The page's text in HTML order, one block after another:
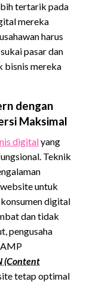
tertarik pada
mereka
harus
pasar dan
bisnis mereka
dengan
Maksimal
digitalyang
Teknik
untuk
digital
dan tidak
pengusaha
(Content
tetap optimal